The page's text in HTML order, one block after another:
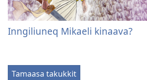
Inngiliuneq Mikaeli kinaava?
Tamaasa takukkit